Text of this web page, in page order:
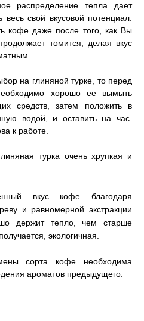
распределение тепла дает
свой вкусовой потенциал.
кофе даже после того, как Вы
томится, делая вкус
на глиняной турке, то перед
хорошо ее вымыть
средств, затем положить в
водой, и оставить на час.
к работе.
турка очень хрупкая и
вкус кофе благодаря
и равномерной экстракции
держит тепло, чем старше
экологичная.
сорта кофе необходима
ароматов предыдущего.